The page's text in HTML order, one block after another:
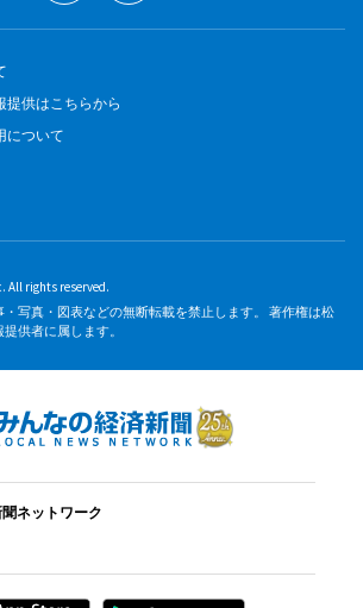
提供はこちらから
について
All rights reserved.
写真・図表などの無断転載を禁止します。 著作権は松
供者に属します。
ネットワーク